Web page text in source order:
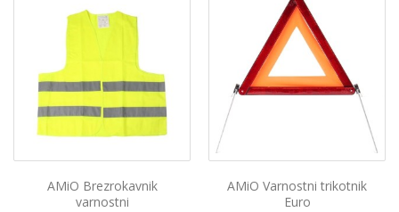
AMiO Brezrokavnik
varnostni
AMiO Varnostni trikotnik
Euro